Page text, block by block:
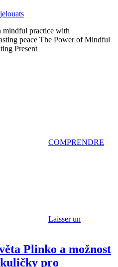
mindful practice with
peace The Power of Mindful
Present
COMPRENDRE
Laisser un
Plinko a možnost
pro